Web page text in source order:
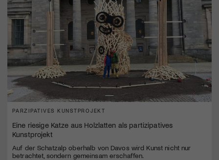
PARZIPATIVES KUNSTPROJEKT
Eine riesige Katze aus Holzlatten als partizipatives
Kunstprojekt
Auf der Schatzalp oberhalb von Davos wird Kunst nicht nur
betrachtet, sondern gemeinsam erschaffen.